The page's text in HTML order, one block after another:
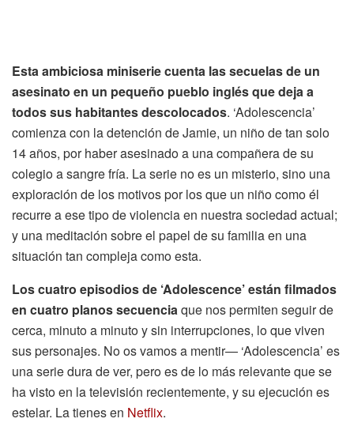
Esta ambiciosa miniserie cuenta las secuelas de un
asesinato en un pequeño pueblo inglés que deja a
todos sus habitantes descolocados. ‘Adolescencia’
comienza con la detención de Jamie, un niño de tan solo
14 años, por haber asesinado a una compañera de su
colegio a sangre fría. La serie no es un misterio, sino una
exploración de los motivos por los que un niño como él
recurre a ese tipo de violencia en nuestra sociedad actual;
y una meditación sobre el papel de su familia en una
situación tan compleja como esta.
Los cuatro episodios de ‘Adolescence’ están filmados
en cuatro planos secuenciaque nos permiten seguir de
cerca, minuto a minuto y sin interrupciones, lo que viven
sus personajes. No os vamos a mentir— ‘Adolescencia’ es
una serie dura de ver, pero es de lo más relevante que se
ha visto en la televisión recientemente, y su ejecución es
estelar. La tienes en Netflix.